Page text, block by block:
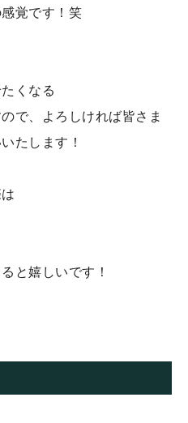
覚です！笑
くなる
で、よろしければ皆さま
たします！
と嬉しいです！